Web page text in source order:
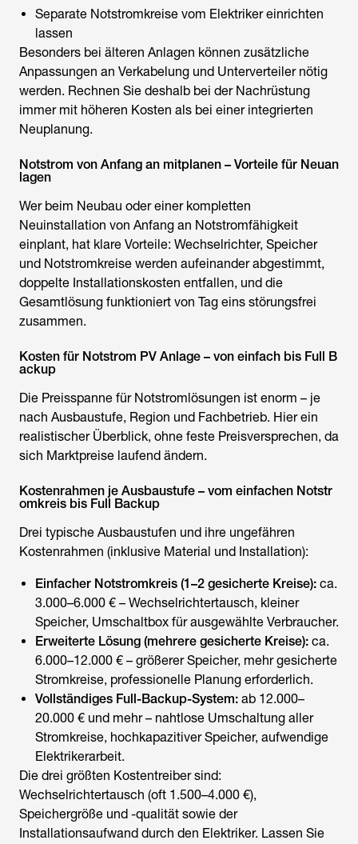
Separate Notstromkreise vom Elektriker einrichten
lassen
Besonders bei älteren Anlagen können zusätzliche
Anpassungen an Verkabelung und Unterverteiler nötig
werden. Rechnen Sie deshalb bei der Nachrüstung
immer mit höheren Kosten als bei einer integrierten
Neuplanung.
Notstrom von Anfang an mitplanen – Vorteile für Neuan
lagen
Wer beim Neubau oder einer kompletten
Neuinstallation von Anfang an Notstromfähigkeit
einplant, hat klare Vorteile: Wechselrichter, Speicher
und Notstromkreise werden aufeinander abgestimmt,
doppelte Installationskosten entfallen, und die
Gesamtlösung funktioniert von Tag eins störungsfrei
zusammen.
Kosten für Notstrom PV Anlage – von einfach bis Full B
ackup
Die Preisspanne für Notstromlösungen ist enorm – je
nach Ausbaustufe, Region und Fachbetrieb. Hier ein
realistischer Überblick, ohne feste Preisversprechen, da
sich Marktpreise laufend ändern.
Kostenrahmen je Ausbaustufe – vom einfachen Notstr
omkreis bis Full Backup
Drei typische Ausbaustufen und ihre ungefähren
Kostenrahmen (inklusive Material und Installation):
Einfacher Notstromkreis (1–2 gesicherte Kreise): ca.
3.000–6.000 € – Wechselrichtertausch, kleiner
Speicher, Umschaltbox für ausgewählte Verbraucher.
Erweiterte Lösung (mehrere gesicherte Kreise): ca.
6.000–12.000 € – größerer Speicher, mehr gesicherte
Stromkreise, professionelle Planung erforderlich.
Vollständiges Full-Backup-System: ab 12.000–
20.000 € und mehr – nahtlose Umschaltung aller
Stromkreise, hochkapazitiver Speicher, aufwendige
Elektrikerarbeit.
Die drei größten Kostentreiber sind:
Wechselrichtertausch (oft 1.500–4.000 €),
Speichergröße und -qualität sowie der
Installationsaufwand durch den Elektriker. Lassen Sie